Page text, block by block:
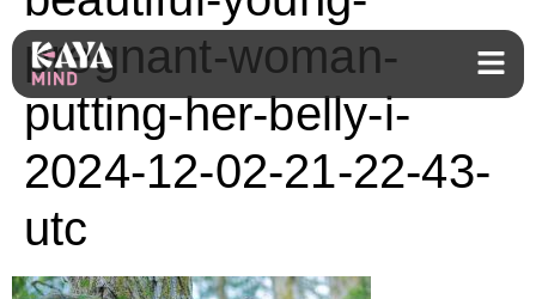
pregnant-woman-
putting-her-belly-i-
2024-12-02-21-22-43-
utc